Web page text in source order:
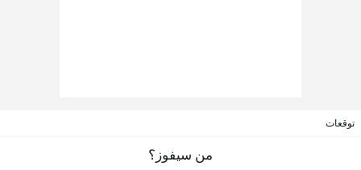
توقعات
من سيفوز؟